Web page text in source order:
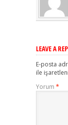
LEAVE A
E-posta
ile
Yorum *